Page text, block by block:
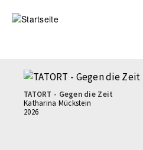
zum
TATORT - Gegen die Zeit
Katharina Mückstein
2026